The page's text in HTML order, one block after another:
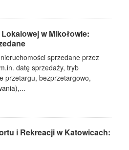
w Mikołowie:
sprzedane przez
datę sprzedaży, tryb
przetargu, bezprzetargowo,
i Rekreacji w Katowicach: